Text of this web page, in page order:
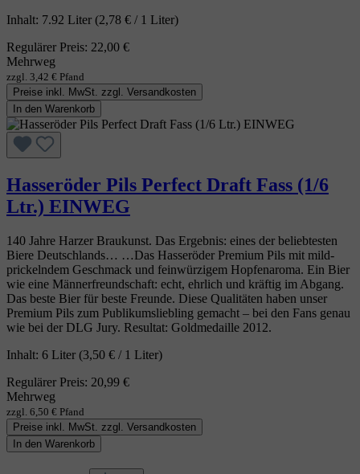
Inhalt: 7.92 Liter (2,78 € / 1 Liter)
Regulärer Preis: 22,00 €
Mehrweg
zzgl. 3,42 € Pfand
Preise inkl. MwSt. zzgl. Versandkosten
In den Warenkorb
Hasseröder Pils Perfect Draft Fass (1/6
Ltr.) EINWEG
140 Jahre Harzer Braukunst. Das Ergebnis: eines der beliebtesten
Biere Deutschlands… …Das Hasseröder Premium Pils mit mild-
prickelndem Geschmack und feinwürzigem Hopfenaroma. Ein Bier
wie eine Männerfreundschaft: echt, ehrlich und kräftig im Abgang.
Das beste Bier für beste Freunde. Diese Qualitäten haben unser
Premium Pils zum Publikumsliebling gemacht – bei den Fans genau
wie bei der DLG Jury. Resultat: Goldmedaille 2012.
Inhalt: 6 Liter (3,50 € / 1 Liter)
Regulärer Preis: 20,99 €
Mehrweg
zzgl. 6,50 € Pfand
Preise inkl. MwSt. zzgl. Versandkosten
In den Warenkorb